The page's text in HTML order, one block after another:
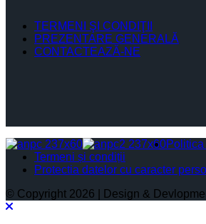
TERMENI ŞI CONDIŢII
PREZENTARE GENERALĂ
CONTACTEAZĂ-NE
Termeni și condiții
Protectia datelor cu caracter
© Copyright 2026 | Design &